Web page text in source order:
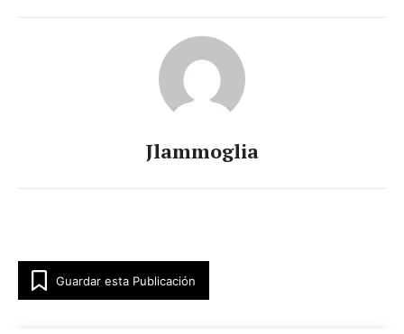
Jlammoglia
Guardar esta Publicación